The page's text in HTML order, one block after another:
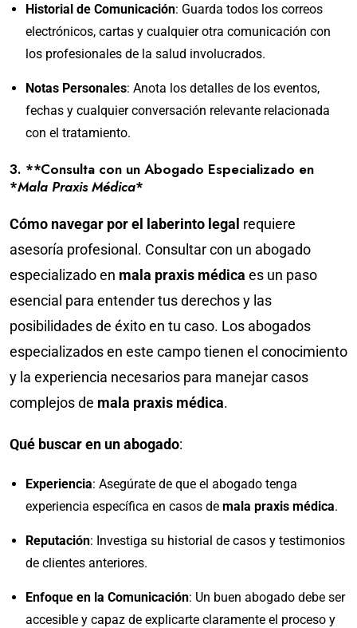
Historial de Comunicación: Guarda todos los correos
electrónicos, cartas y cualquier otra comunicación con
los profesionales de la salud involucrados.
Notas Personales: Anota los detalles de los eventos,
fechas y cualquier conversación relevante relacionada
con el tratamiento.
3. **Consulta con un Abogado Especializado en
*Mala Praxis Médica*
Cómo navegar por el laberinto legal requiere
asesoría profesional. Consultar con un abogado
especializado en mala praxis médica es un paso
esencial para entender tus derechos y las
posibilidades de éxito en tu caso. Los abogados
especializados en este campo tienen el conocimiento
y la experiencia necesarios para manejar casos
complejos de mala praxis médica.
Qué buscar en un abogado:
Experiencia: Asegúrate de que el abogado tenga
experiencia específica en casos de mala praxis médica.
Reputación: Investiga su historial de casos y testimonios
de clientes anteriores.
Enfoque en la Comunicación: Un buen abogado debe ser
accesible y capaz de explicarte claramente el proceso y